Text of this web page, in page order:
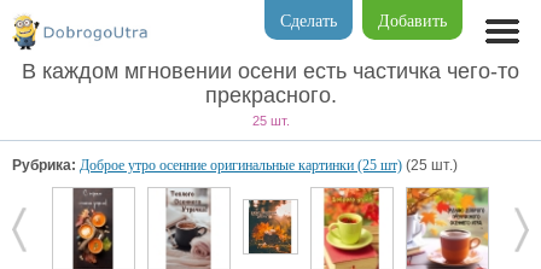
Добавить
Сделать
В каждом мгновении осени есть частичка чего-то
прекрасного.
25 шт.
Рубрика: Доброе утро осенние оригинальные картинки (25 шт) (25 шт.)